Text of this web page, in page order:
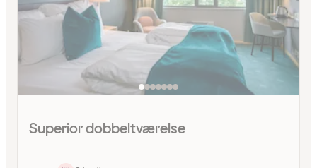
Superior dobbeltværelse